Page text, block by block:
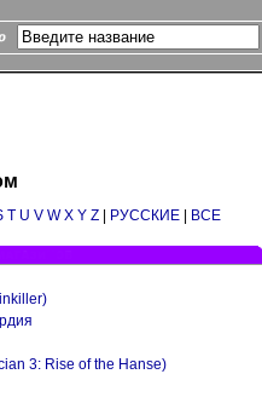
T U V W X Y Z РУССКИЕ ВСЕ
3: Rise of the Hanse)